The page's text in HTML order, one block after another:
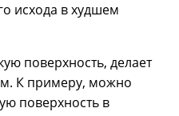
исхода в худшем
поверхность, делает
К примеру, можно
поверхность в